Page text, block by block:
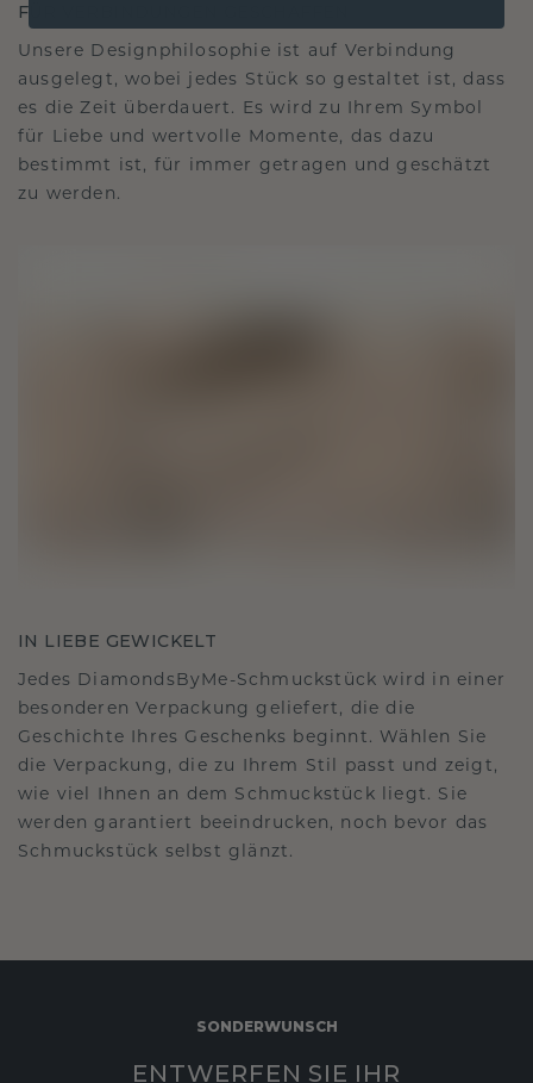
FÜR VERBINDUNGEN GESCHAFFEN
Unsere Designphilosophie ist auf Verbindung
ausgelegt, wobei jedes Stück so gestaltet ist, dass
es die Zeit überdauert. Es wird zu Ihrem Symbol
für Liebe und wertvolle Momente, das dazu
bestimmt ist, für immer getragen und geschätzt
zu werden.
IN LIEBE GEWICKELT
Jedes DiamondsByMe-Schmuckstück wird in einer
besonderen Verpackung geliefert, die die
Geschichte Ihres Geschenks beginnt. Wählen Sie
die Verpackung, die zu Ihrem Stil passt und zeigt,
wie viel Ihnen an dem Schmuckstück liegt. Sie
werden garantiert beeindrucken, noch bevor das
Schmuckstück selbst glänzt.
SONDERWUNSCH
ENTWERFEN SIE IHR